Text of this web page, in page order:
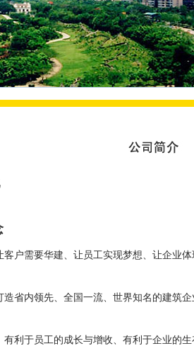
客户需要华建、让员工实现梦想、让企业体
造省内领先、全国一流、世界知名的建筑企
有利于员工的成长与增收、有利于企业的